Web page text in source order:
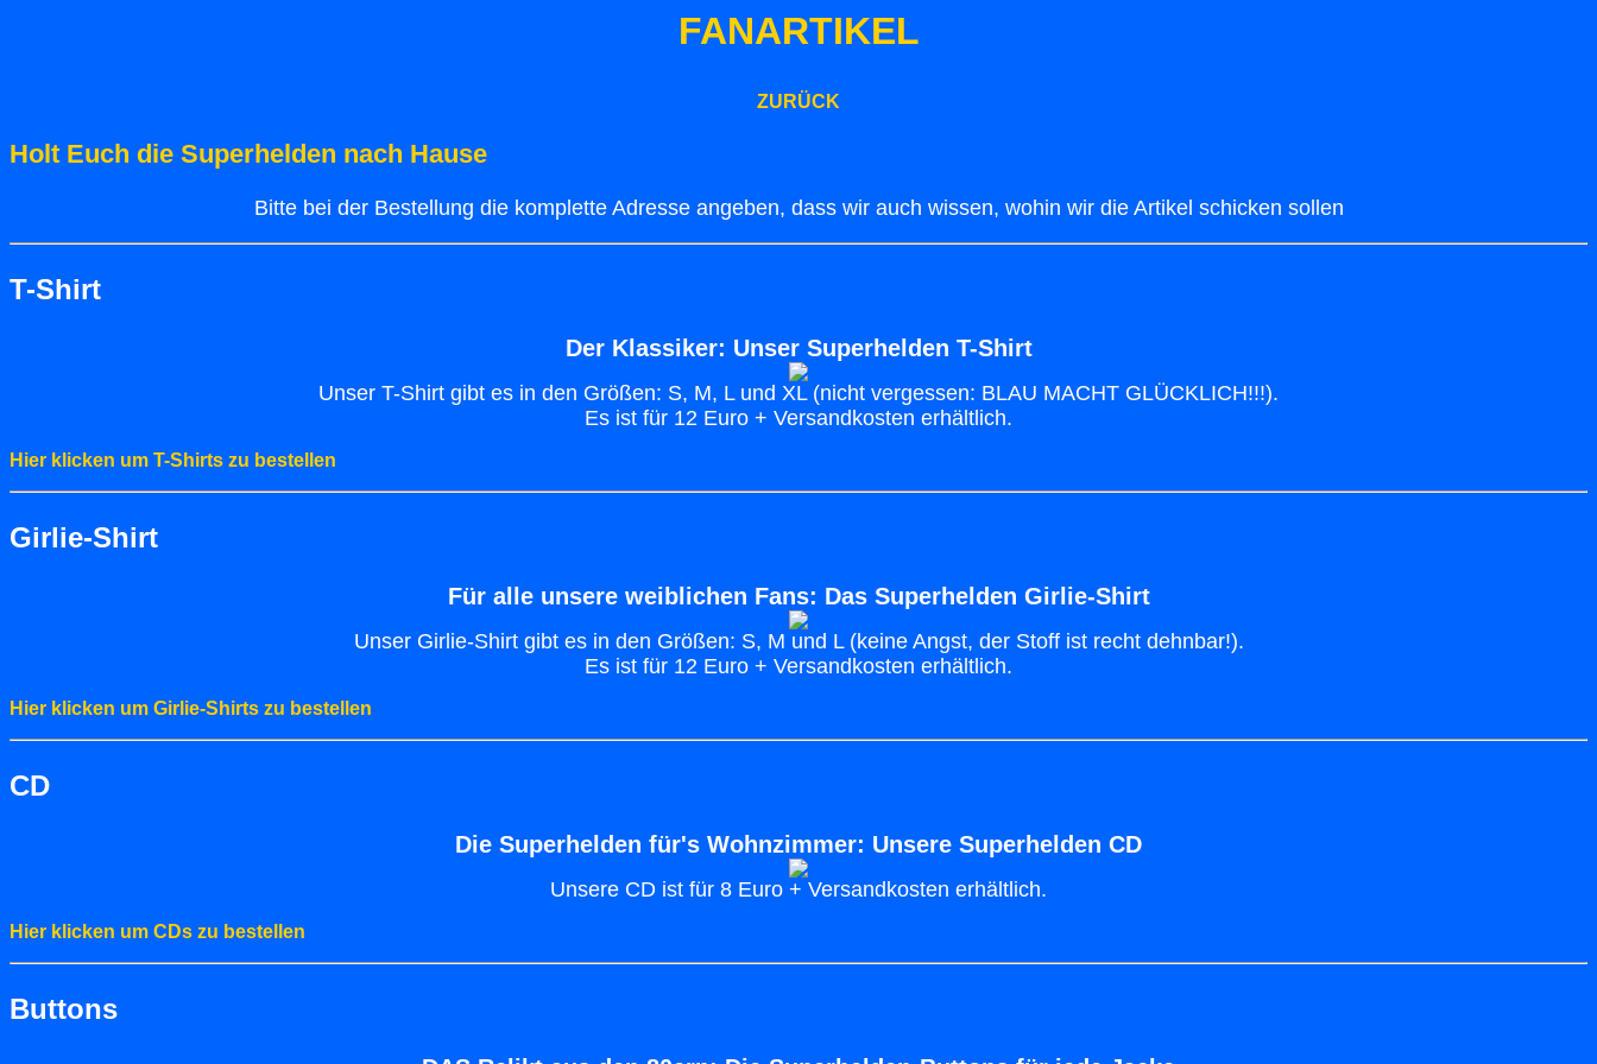
FANARTIKEL
ZURÜCK
Holt Euch die Superhelden nach Hause
Bitte bei der Bestellung die komplette Adresse angeben, dass wir auch wissen, wohin wir die Artikel schicken sollen
T-Shirt
Der Klassiker: Unser Superhelden T-Shirt
Unser T-Shirt gibt es in den Größen: S, M, L und XL (nicht vergessen: BLAU MACHT GLÜCKLICH!!!).
Es ist für 12 Euro + Versandkosten erhältlich.
Hier klicken um T-Shirts zu bestellen
Girlie-Shirt
Für alle unsere weiblichen Fans: Das Superhelden Girlie-Shirt
Unser Girlie-Shirt gibt es in den Größen: S, M und L (keine Angst, der Stoff ist recht dehnbar!).
Es ist für 12 Euro + Versandkosten erhältlich.
Hier klicken um Girlie-Shirts zu bestellen
CD
Die Superhelden für's Wohnzimmer: Unsere Superhelden CD
Unsere CD ist für 8 Euro + Versandkosten erhältlich.
Hier klicken um CDs zu bestellen
Buttons